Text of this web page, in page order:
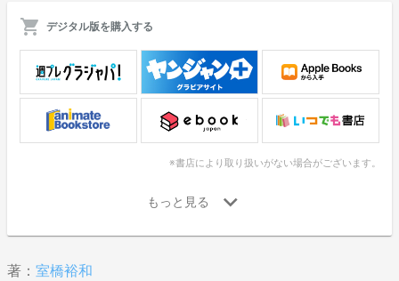
デジタル版を購入する
※書店により取り扱いがない場合がございます。
著： 室橋裕和